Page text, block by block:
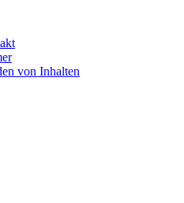
von Inhalten